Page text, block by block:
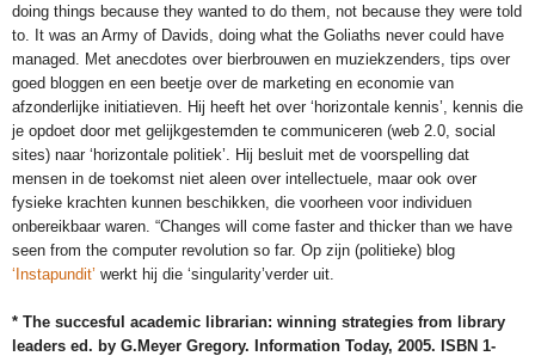
doing things because they wanted to do them, not because they were told
to. It was an Army of Davids, doing what the Goliaths never could have
managed. Met anecdotes over bierbrouwen en muziekzenders, tips over
goed bloggen en een beetje over de marketing en economie van
afzonderlijke initiatieven. Hij heeft het over ‘horizontale kennis’, kennis die
je opdoet door met gelijkgestemden te communiceren (web 2.0, social
sites) naar ‘horizontale politiek’. Hij besluit met de voorspelling dat
mensen in de toekomst niet aleen over intellectuele, maar ook over
fysieke krachten kunnen beschikken, die voorheen voor individuen
onbereikbaar waren. “Changes will come faster and thicker than we have
seen from the computer revolution so far. Op zijn (politieke) blog
‘Instapundit’ werkt hij die ‘singularity’verder uit.
* The succesful academic librarian: winning strategies from library
leaders ed. by G.Meyer Gregory. Information Today, 2005. ISBN 1-